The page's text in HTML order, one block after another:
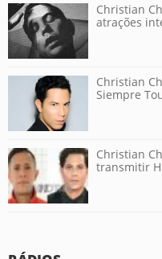
Christian
atrações
Christian
Siempre
Christian
transmitir